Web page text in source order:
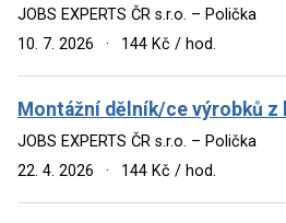
JOBS EXPERTS ČR s.r.o. – Polička
10. 7. 2026
· 144 Kč / hod.
Montážní dělník/ce výrobků z
JOBS EXPERTS ČR s.r.o. – Polička
22. 4. 2026
· 144 Kč / hod.